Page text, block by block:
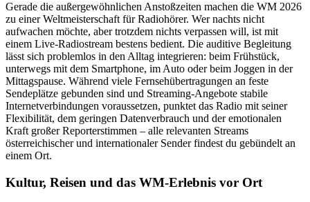
Gerade die außergewöhnlichen Anstoßzeiten machen die WM 2026
zu einer Weltmeisterschaft für Radiohörer. Wer nachts nicht
aufwachen möchte, aber trotzdem nichts verpassen will, ist mit
einem Live-Radiostream bestens bedient. Die auditive Begleitung
lässt sich problemlos in den Alltag integrieren: beim Frühstück,
unterwegs mit dem Smartphone, im Auto oder beim Joggen in der
Mittagspause. Während viele Fernsehübertragungen an feste
Sendeplätze gebunden sind und Streaming-Angebote stabile
Internetverbindungen voraussetzen, punktet das Radio mit seiner
Flexibilität, dem geringen Datenverbrauch und der emotionalen
Kraft großer Reporterstimmen – alle relevanten Streams
österreichischer und internationaler Sender findest du gebündelt an
einem Ort.
Kultur, Reisen und das WM-Erlebnis vor Ort